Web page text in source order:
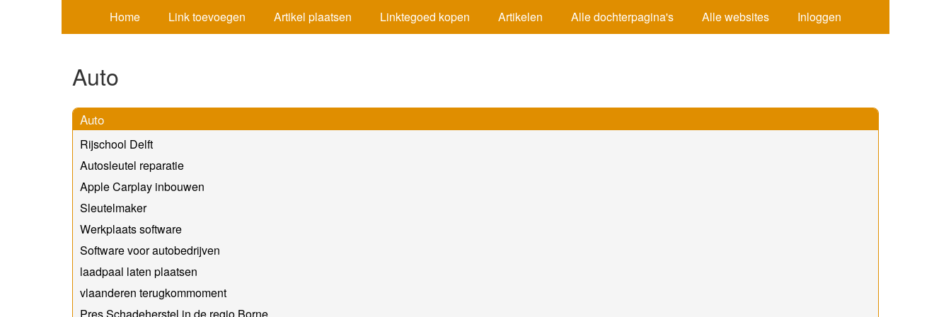
Home Link toevoegen Artikel plaatsen Linktegoed kopen Artikelen Alle dochterpagina's Alle websites Inloggen
Auto
Auto
Rijschool Delft
Autosleutel reparatie
Apple Carplay inbouwen
Sleutelmaker
Werkplaats software
Software voor autobedrijven
laadpaal laten plaatsen
vlaanderen terugkommoment
Pres Schadeherstel in de regio Borne